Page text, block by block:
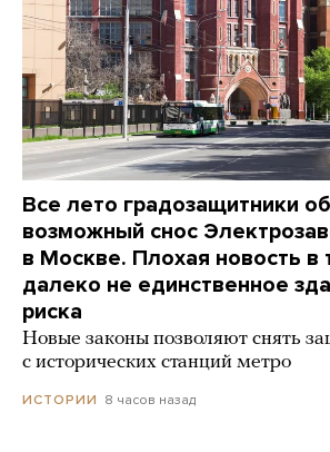
Все лето градозащитники
возможный снос
в Москве. Плохая новость в
далеко не единственное
риска
Новые законы позволяют снять
с исторических станций метро
ИСТОРИИ 8 часов назад